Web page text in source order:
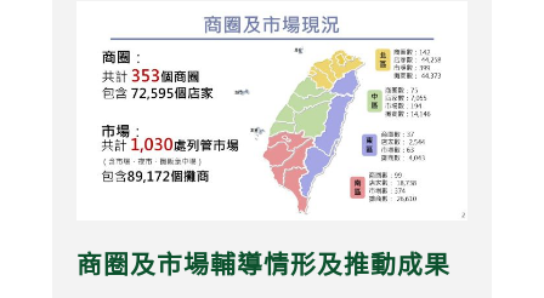
商圈及市場輔導情形及推動成果